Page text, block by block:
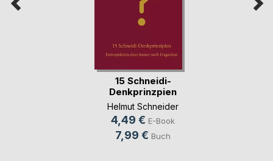
15 Schneidi-
Denkprinzpien
Helmut Schneider
4,49 € E-Book
7,99 € Buch